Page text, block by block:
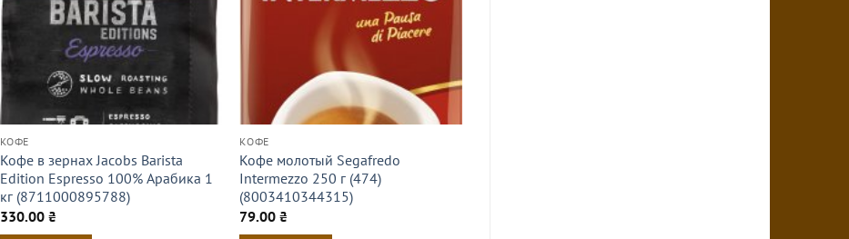
КОФЕ
Кофе в зернах Jacobs Barista
Edition Espresso 100% Арабика 1
кг (8711000895788)
330.00 ₴
КОФЕ
Кофе молотый Segafredo
Intermezzo 250 г (474)
(8003410344315)
79.00₴